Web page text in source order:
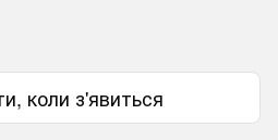
коли з'явиться